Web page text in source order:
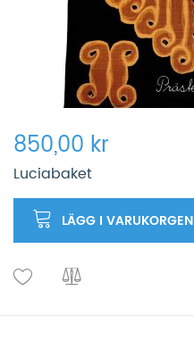
850,00 kr
Luciabaket
LÄGG I VARUKORGEN